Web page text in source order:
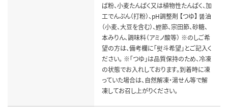
ば粉、小麦たんぱく又は植物性たんぱく、加
工でんぷん（打粉）、pH調整剤 【つゆ】 醤油
（小麦、大豆を含む）、鰹節、宗田節、砂糖、
本みりん、調味料（アミノ酸等） ※のしご希
望の方は、備考欄に「熨斗希望」とご記入く
ださい。 ※「つゆ」は品質保持のため、冷凍
の状態でお入れしております。到着時に凍
っていた場合は、自然解凍・湯せん等で解
凍してお召し上がりください。